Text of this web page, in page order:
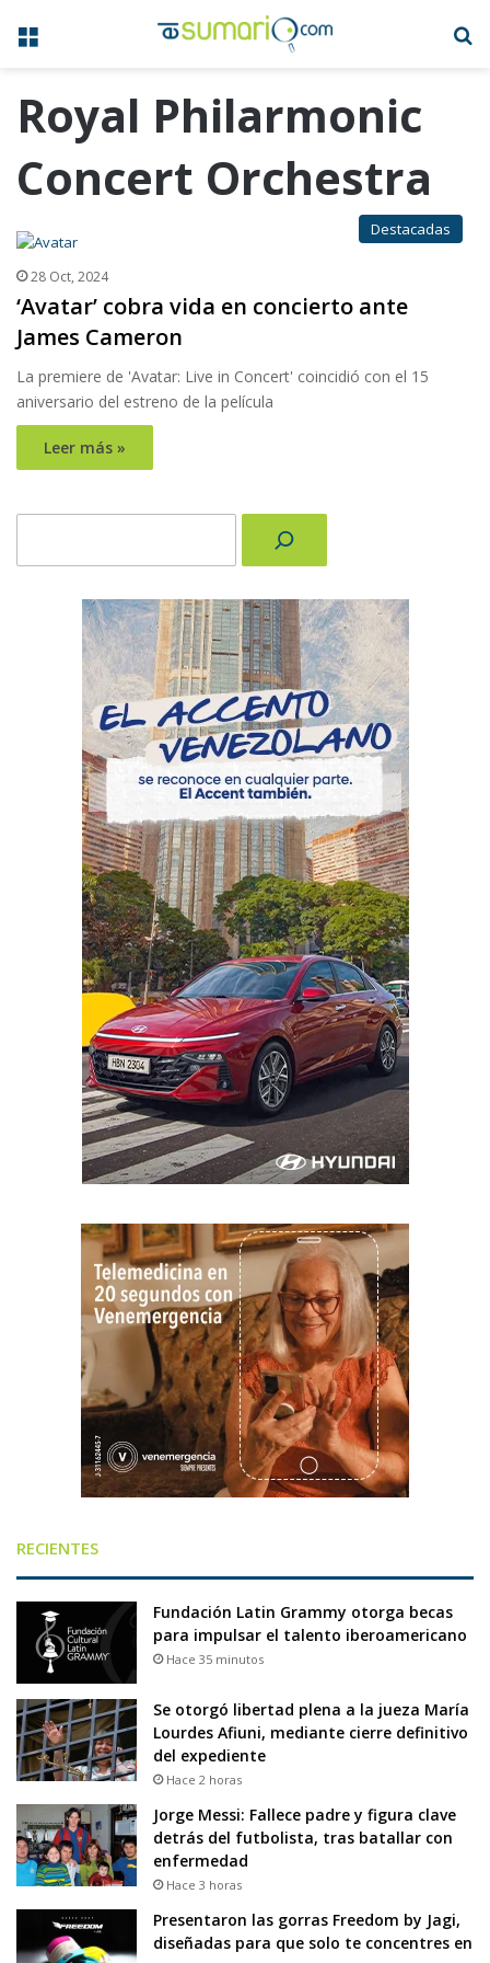
Menú
Royal Philarmonic
Concert Orchestra
Destacadas
28 Oct, 2024
‘Avatar’ cobra vida en concierto ante
James Cameron
La premiere de 'Avatar: Live in Concert' coincidió con el 15
aniversario del estreno de la película
Leer más »
RECIENTES
Fundación Latin Grammy otorga becas
para impulsar el talento iberoamericano
Hace 35 minutos
Se otorgó libertad plena a la jueza María
Lourdes Afiuni, mediante cierre definitivo
del expediente
Hace 2 horas
Jorge Messi: Fallece padre y figura clave
detrás del futbolista, tras batallar con
enfermedad
Hace 3 horas
Presentaron las gorras Freedom by Jagi,
diseñadas para que solo te concentres en